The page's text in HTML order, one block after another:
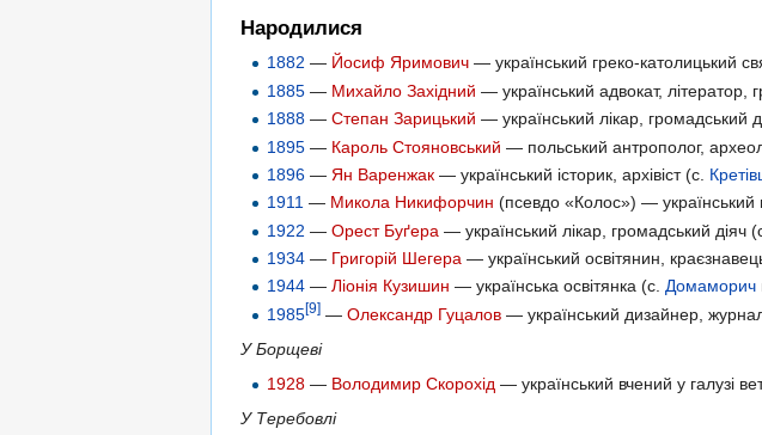
Народилися
1882 — Йосиф Яримович — український греко-католицький
1885 — Михайло Західний — український адвокат, літератор,
1888 —Степан Зарицький — український лікар, громадський
1895 — Кароль Стояновський — польський антрополог,
1896 — Ян Варенжак — український історик, архівіст (с.
1911 — Микола Никифорчин (псевдо «Колос») — український
1922 —Орест Буґера — український лікар, громадський діяч
1934 — Григорій Шегера — український освітянин,
1944 —Ліонія Кузишин — українська освітянка (с.Домаморич
1985[9] —Олександр Гуцалов — український дизайнер,
У Борщеві
1928 — Володимир Скорохід — український вчений у галузі
У Теребовлі